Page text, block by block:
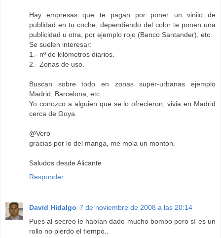
Hay empresas que te pagan por poner un vinilo de
publidad en tu coche, dependiendo del color te ponen una
publicidad u otra, por ejemplo rojo (Banco Santander), etc.
Se suelen interesar:
1.- nº de kilómetros diarios.
2.- Zonas de uso.
Buscan sobre todo en zonas super-urbanas ejemplo
Madrid, Barcelona, etc...
Yo conozco a alguien que se lo ofrecieron, vivia en Madrid
cerca de Goya.
@Vero
gracias por lo del manga, me mola un monton.
Saludos desde Alicante
Responder
David Hidalgo 7 de noviembre de 2008 a las 20:14
Pues al secreo le habían dado mucho bombo pero sí es un
rollo no pierdo el tiempo..